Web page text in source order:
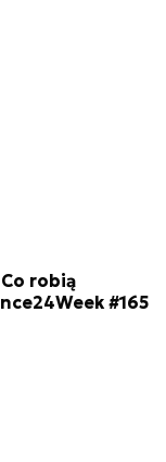
robią
#165